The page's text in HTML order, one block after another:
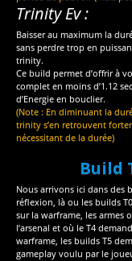
Trinity Ev :
Baisser au maximum la
sans perdre trop en
trinity.
Ce build permet d’offrir à
complet en moins d’1.12
d’Energie en bouclier.
(Note : En diminuant la
trinity s’en retrouvent
nécessitant de la durée)
Build
Nous arrivons ici dans des
réflexion, là ou les builds
sur la warframe, les armes
l’arsenal et où le T4
warframe, les builds T5
gameplay voulu par le